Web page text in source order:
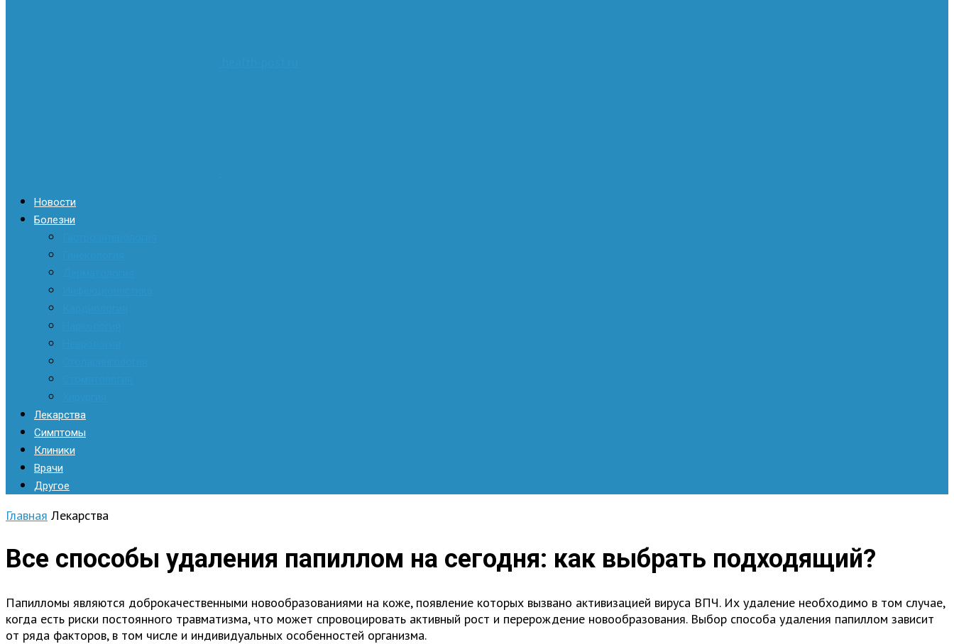
Новости
Болезни
Лекарства
Симптомы
Клиники
Врачи
Другое
Главная Лекарства
Все способы удаления папиллом на сегодня: как выбрать подходящий?
Папилломы являются доброкачественными новообразованиями на коже, появление которых вызвано активизацией вируса ВПЧ. Их удаление необходимо в том случае,
когда есть риски постоянного травматизма, что может спровоцировать активный рост и перерождение новообразования. Выбор способа удаления папиллом зависит
от ряда факторов, в том числе и индивидуальных особенностей организма.